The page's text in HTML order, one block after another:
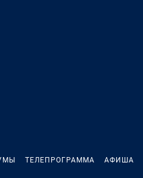
ТЕЛЕПРОГРАММА АФИША